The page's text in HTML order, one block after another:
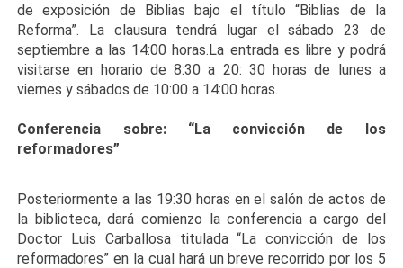
de exposición de Biblias bajo el título “Biblias de la
Reforma”. La clausura tendrá lugar el sábado 23 de
septiembre a las 14:00 horas.La entrada es libre y podrá
visitarse en horario de 8:30 a 20: 30 horas de lunes a
viernes y sábados de 10:00 a 14:00 horas.
Conferencia sobre: “La convicción de los
reformadores”
Posteriormente a las 19:30 horas en el salón de actos de
la biblioteca, dará comienzo la conferencia a cargo del
Doctor Luis Carballosa titulada “La convicción de los
reformadores” en la cual hará un breve recorrido por los 5